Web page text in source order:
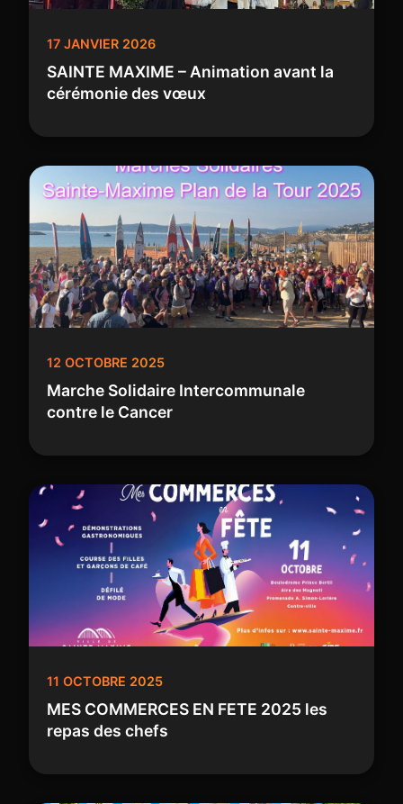
17 JANVIER 2026
SAINTE MAXIME – Animation avant la
cérémonie des vœux
12 OCTOBRE 2025
Marche Solidaire Intercommunale
contre le Cancer
11 OCTOBRE 2025
MES COMMERCES EN FETE 2025 les
repas des chefs